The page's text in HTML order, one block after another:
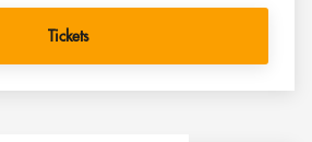
Tickets